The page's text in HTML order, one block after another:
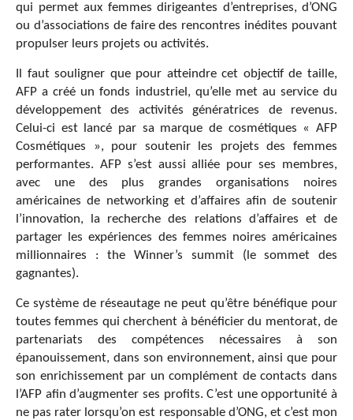
qui permet aux femmes dirigeantes d’entreprises, d’ONG
ou d’associations de faire des rencontres inédites pouvant
propulser leurs projets ou activités.
Il faut souligner que pour atteindre cet objectif de taille,
AFP a créé un fonds industriel, qu’elle met au service du
développement des activités génératrices de revenus.
Celui-ci est lancé par sa marque de cosmétiques « AFP
Cosmétiques », pour soutenir les projets des femmes
performantes. AFP s’est aussi alliée pour ses membres,
avec une des plus grandes organisations noires
américaines de networking et d’affaires afin de soutenir
l’innovation, la recherche des relations d’affaires et de
partager les expériences des femmes noires américaines
millionnaires : the Winner’s summit (le sommet des
gagnantes).
Ce système de réseautage ne peut qu’être bénéfique pour
toutes femmes qui cherchent à bénéficier du mentorat, de
partenariats des compétences nécessaires à son
épanouissement, dans son environnement, ainsi que pour
son enrichissement par un complément de contacts dans
l’AFP afin d’augmenter ses profits. C’est une opportunité à
ne pas rater lorsqu’on est responsable d’ONG, et c’est mon